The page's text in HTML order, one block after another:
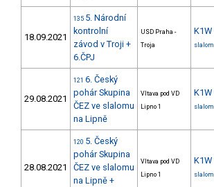
18.09.2021
135 5. Národní
kontrolní
závod v Troji +
6.ČPJ
USD Praha -
Troja
K1W
slalom
29.08.2021
121 6. Český
pohár Skupina
ČEZ ve slalomu
na Lipně
Vltava pod VD
Lipno 1
K1W
slalom
28.08.2021
120 5. Český
pohár Skupina
ČEZ ve slalomu
na Lipně +
Vltava pod VD
Lipno 1
K1W
slalom